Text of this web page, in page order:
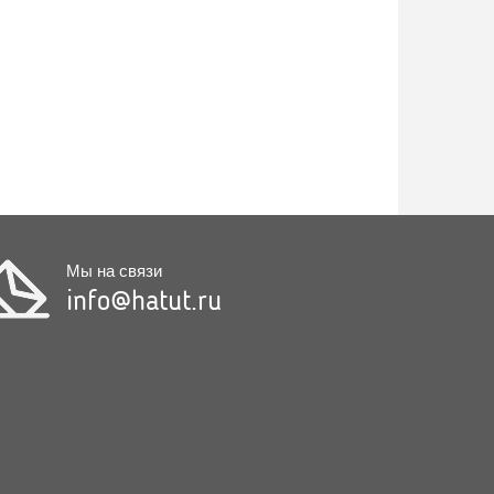
Мы на связи
info@hatut.ru